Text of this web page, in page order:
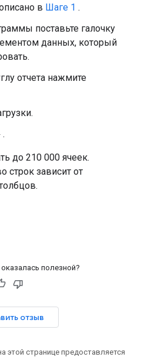
в Шаге 1 .
поставьте галочку
данных, который
отчета нажмите
.
до 210 000 ячеек.
строк зависит от
полезной?
отзыв
этой странице предоставляется